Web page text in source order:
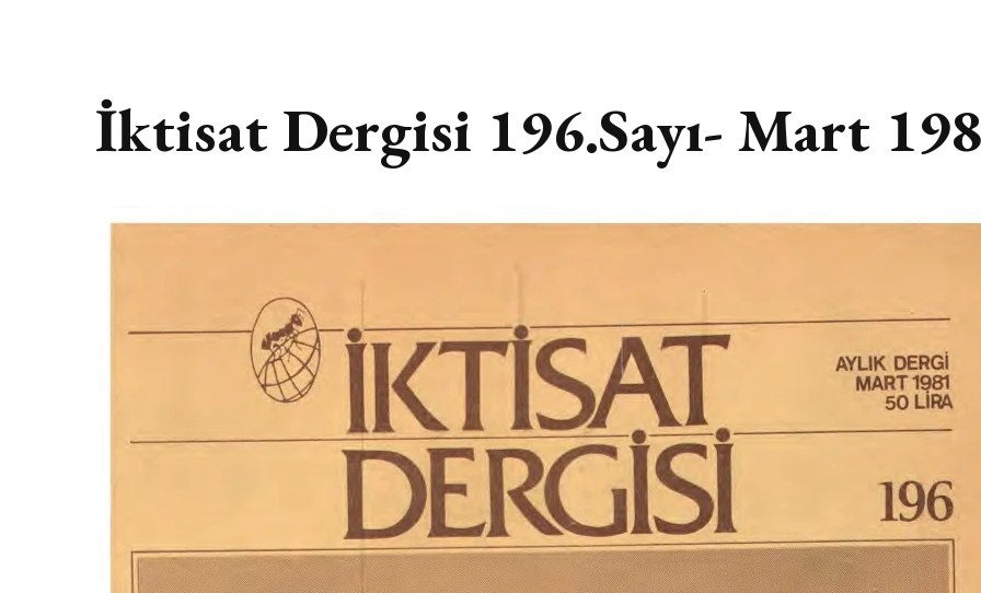
İktisat Dergisi 196.Sayı- Mart